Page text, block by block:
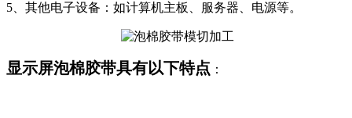
5、其他电子设备：如计算机主板、服务器、电源等。
显示屏泡棉胶带具有以下特点 ：